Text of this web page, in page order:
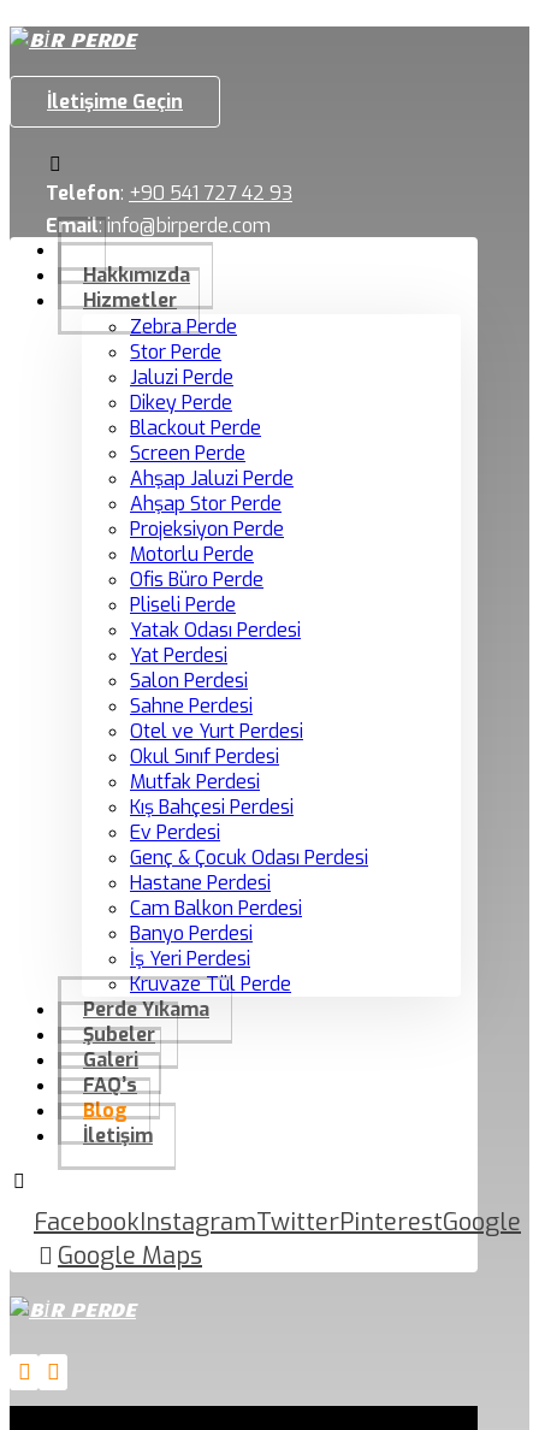
İletişime Geçin
Telefon: +90 541 727 42 93
Email:info@birperde.com
Hakkımızda
Hizmetler
Zebra Perde
Stor Perde
Jaluzi Perde
Dikey Perde
Blackout Perde
Screen Perde
Ahşap Jaluzi Perde
Ahşap Stor Perde
Projeksiyon Perde
Motorlu Perde
Ofis Büro Perde
Pliseli Perde
Yatak Odası Perdesi
Yat Perdesi
Salon Perdesi
Sahne Perdesi
Otel ve Yurt Perdesi
Okul Sınıf Perdesi
Mutfak Perdesi
Kış Bahçesi Perdesi
Ev Perdesi
Genç & Çocuk Odası Perdesi
Hastane Perdesi
Cam Balkon Perdesi
Banyo Perdesi
İş Yeri Perdesi
Kruvaze Tül Perde
Perde Yıkama
Şubeler
Galeri
FAQ’s
Blog
İletişim
FacebookInstagramTwitterPinterestGoogle
Google Maps